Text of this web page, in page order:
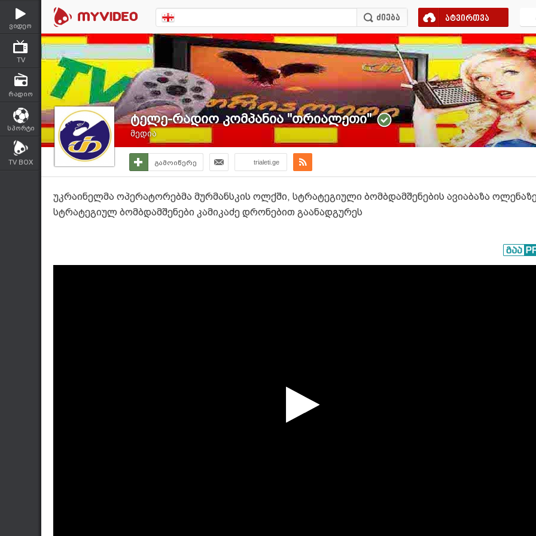
ვიდეო
TV
რადიო
სპორტი
TV BOX
ატვირთვა
ტელე-რადიო კომპანია ''თრიალეთი''
მედია
გამოიწერე trialeti.ge
უკრაინელმა ოპერატორებმა მურმანსკის ოლქში, სტრატეგიული ბომბდამშენების ავიაბაზა
სტრატეგიულ ბომბდამშენები კამიკაძე დრონებით გაანადგურეს